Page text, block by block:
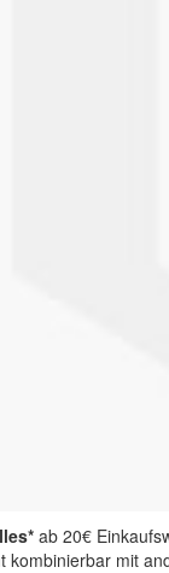
ab 20€
kombinierbar mit